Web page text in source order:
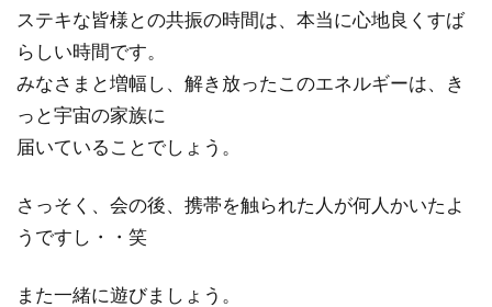
ステキな皆様との共振の時間は、本当に心地良くすば
らしい時間です。
みなさまと増幅し、解き放ったこのエネルギーは、き
っと宇宙の家族に
届いていることでしょう。
さっそく、会の後、携帯を触られた人が何人かいたよ
うですし・・笑
また一緒に遊びましょう。